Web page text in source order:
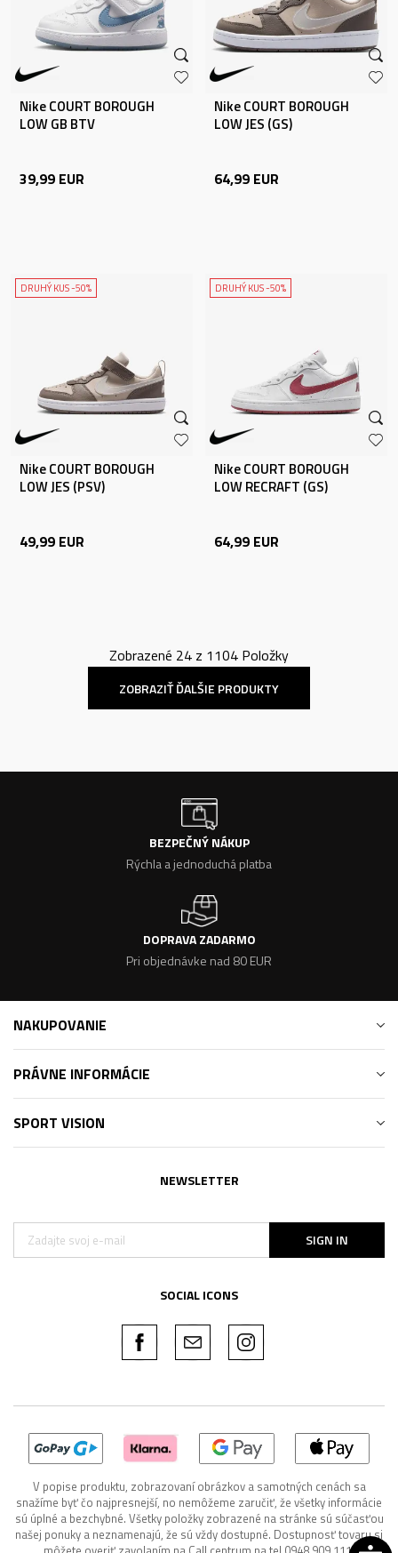
Nike COURT BOROUGH
LOW GB BTV
39,99 EUR
Nike COURT BOROUGH
LOW JES (GS)
64,99 EUR
DRUHÝ KUS -50%
Nike COURT BOROUGH
LOW JES (PSV)
49,99 EUR
DRUHÝ KUS -50%
Nike COURT BOROUGH
LOW RECRAFT (GS)
64,99 EUR
Zobrazené 24 z 1104 Položky
ZOBRAZIŤ ĎALŠIE PRODUKTY
BEZPEČNÝ NÁKUP
Rýchla a jednoduchá platba
DOPRAVA ZADARMO
Pri objednávke nad 80 EUR
NAKUPOVANIE
PRÁVNE INFORMÁCIE
SPORT VISION
NEWSLETTER
SIGN IN
SOCIAL ICONS
V popise produktu, zobrazovaní obrázkov a samotných cenách sa
snažíme byť čo najpresnejší, no nemôžeme zaručiť, že všetky informácie
sú úplné a bezchybné. Všetky položky zobrazené na stránke sú súčasťou
našej ponuky a neznamenajú, že sú vždy dostupné. Dostupnosť tovaru si